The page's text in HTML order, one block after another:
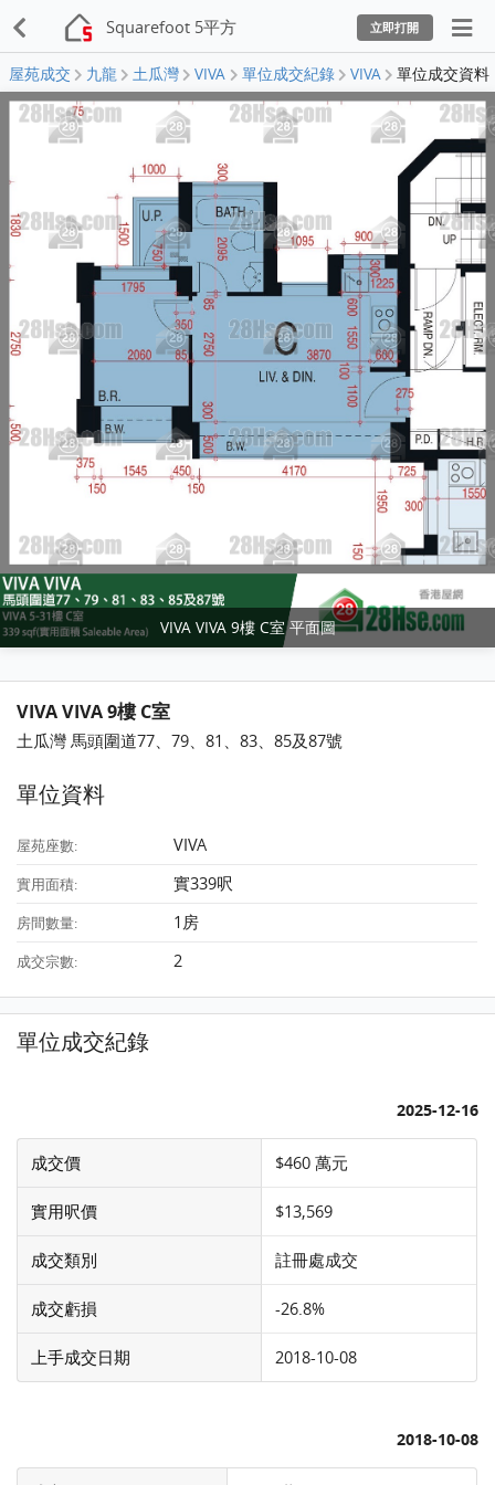
Squarefoot 5平方 立即打開
屋苑成交 九龍 土瓜灣 VIVA 單位成交紀錄 VIVA 單位成交資料
VIVA VIVA 9樓 C室 平面圖
VIVA VIVA 9樓 C室
土瓜灣 馬頭圍道77、79、81、83、85及87號
單位資料
屋苑座數: VIVA
實用面積: 實339呎
房間數量: 1房
成交宗數: 2
單位成交紀錄
2025-12-16
成交價 $460 萬元
實用呎價 $13,569
成交類別 註冊處成交
成交虧損 -26.8%
上手成交日期 2018-10-08
2018-10-08